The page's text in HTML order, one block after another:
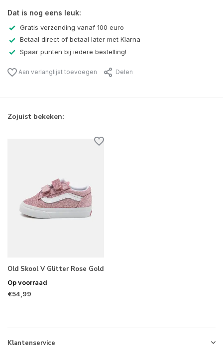
Dat is nog eens leuk:
Gratis verzending vanaf 100 euro
Betaal direct of betaal later met Klarna
Spaar punten bij iedere bestelling!
Aan verlanglijst toevoegen Delen
Zojuist bekeken:
Old Skool V Glitter Rose Gold
Op voorraad
€54,99
Klantenservice